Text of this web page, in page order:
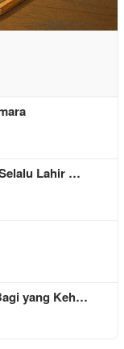
Lahir …
yang Keh…